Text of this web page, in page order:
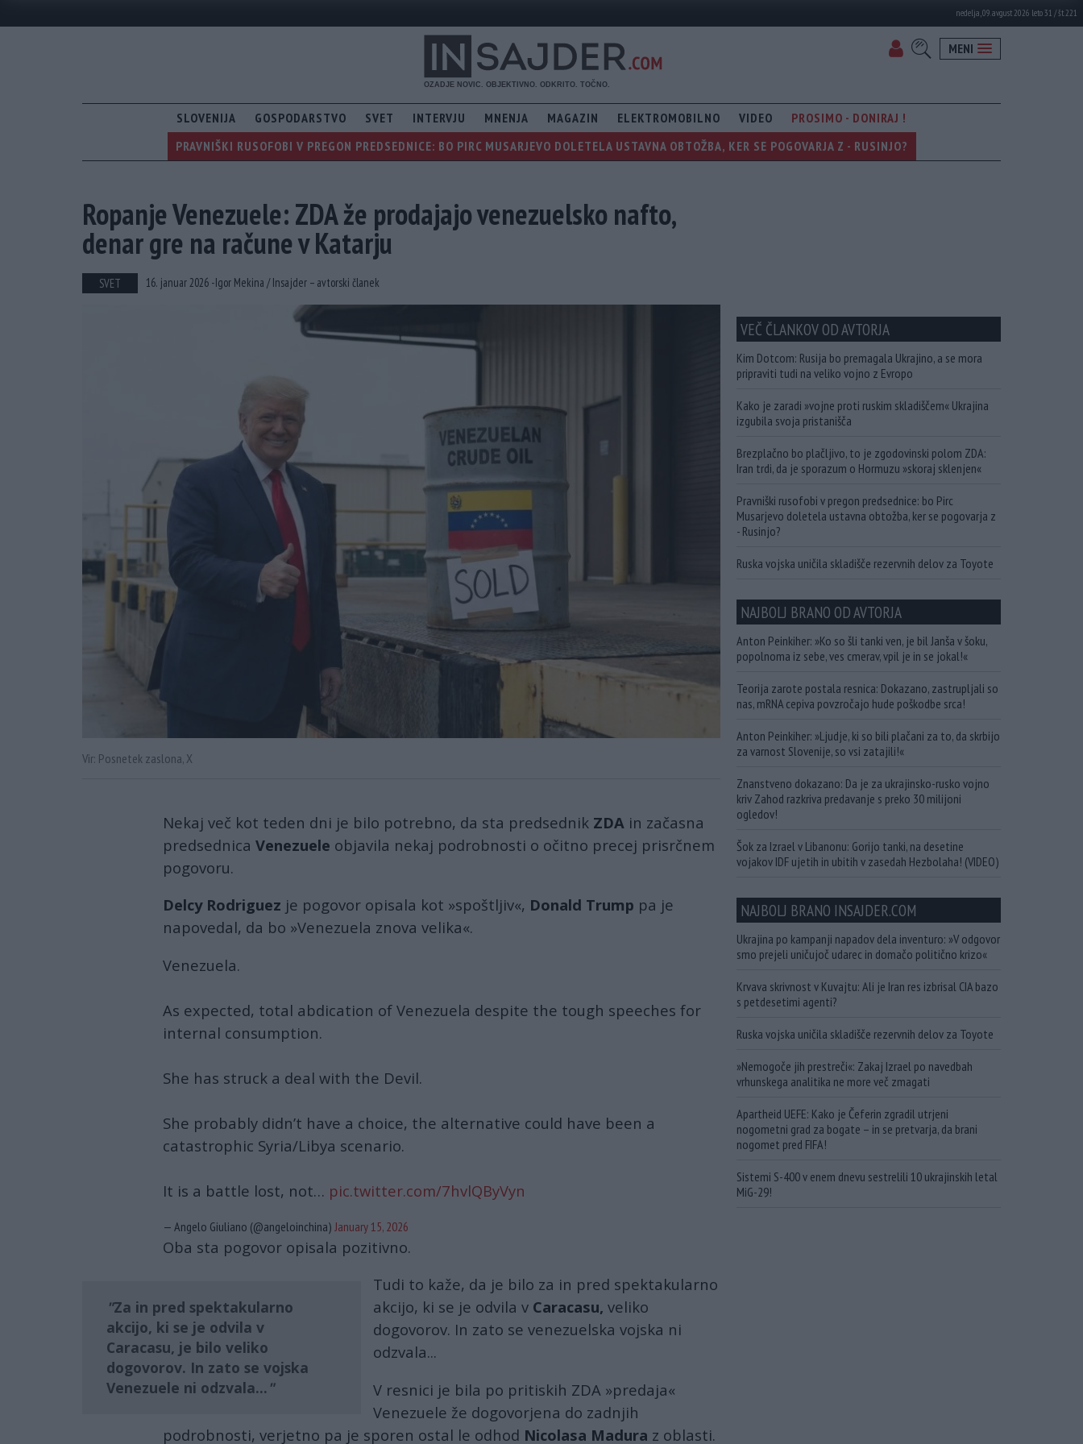
nedelja, 09. avgust 2026 leto 31 / št. 221
MENI
SLOVENIJA GOSPODARSTVO SVET INTERVJU MNENJA MAGAZIN ELEKTROMOBILNO VIDEO
PROSIMO - DONIRAJ !
PRAVNIŠKI RUSOFOBI V PREGON PREDSEDNICE: BO PIRC MUSARJEVO DOLETELA USTAVNA OBTOŽBA, KER SE POGOVARJA Z - RUSINJO?
Ropanje Venezuele: ZDA že prodajajo venezuelsko nafto,
denar gre na račune v Katarju
SVET 16. januar 2026 -Igor Mekina /Insajder – avtorski članek
Vir: Posnetek zaslona, X
Nekaj več kot teden dni je bilo potrebno, da sta predsednik ZDA in začasna
predsednica Venezuele objavila nekaj podrobnosti o očitno precej prisrčnem
pogovoru.
Delcy Rodriguez je pogovor opisala kot »spoštljiv«, Donald Trump pa je
napovedal, da bo »Venezuela znova velika«.
Venezuela.
As expected, total abdication of Venezuela despite the tough speeches for
internal consumption.
She has struck a deal with the Devil.
She probably didn’t have a choice, the alternative could have been a
catastrophic Syria/Libya scenario.
It is a battle lost, not… pic.twitter.com/7hvlQByVyn
— Angelo Giuliano (@angeloinchina) January 15, 2026
Oba sta pogovor opisala pozitivno.
Za in pred spektakularno
akcijo, ki se je odvila v
Caracasu, je bilo veliko
dogovorov. In zato se vojska
Venezuele ni odzvala...
Tudi to kaže, da je bilo za in pred spektakularno
akcijo, ki se je odvila v Caracasu, veliko
dogovorov. In zato se venezuelska vojska ni
odzvala...
V resnici je bila po pritiskih ZDA »predaja«
Venezuele že dogovorjena do zadnjih
podrobnosti, verjetno pa je sporen ostal le odhod Nicolasa Madura z oblasti.
VEČ ČLANKOV OD AVTORJA
Kim Dotcom: Rusija bo premagala Ukrajino, a se mora
pripraviti tudi na veliko vojno z Evropo
Kako je zaradi »vojne proti ruskim skladiščem« Ukrajina
izgubila svoja pristanišča
Brezplačno bo plačljivo, to je zgodovinski polom ZDA:
Iran trdi, da je sporazum o Hormuzu »skoraj sklenjen«
Pravniški rusofobi v pregon predsednice: bo Pirc
Musarjevo doletela ustavna obtožba, ker se pogovarja z
- Rusinjo?
Ruska vojska uničila skladišče rezervnih delov za Toyote
NAJBOLJ BRANO OD AVTORJA
Anton Peinkiher: »Ko so šli tanki ven, je bil Janša v šoku,
popolnoma iz sebe, ves cmerav, vpil je in se jokal!«
Teorija zarote postala resnica: Dokazano, zastrupljali so
nas, mRNA cepiva povzročajo hude poškodbe srca!
Anton Peinkiher: »Ljudje, ki so bili plačani za to, da skrbijo
za varnost Slovenije, so vsi zatajili!«
Znanstveno dokazano: Da je za ukrajinsko-rusko vojno
kriv Zahod razkriva predavanje s preko 30 milijoni
ogledov!
Šok za Izrael v Libanonu: Gorijo tanki, na desetine
vojakov IDF ujetih in ubitih v zasedah Hezbolaha! (VIDEO)
NAJBOLJ BRANO INSAJDER.COM
Ukrajina po kampanji napadov dela inventuro: »V odgovor
smo prejeli uničujoč udarec in domačo politično krizo«
Krvava skrivnost v Kuvajtu: Ali je Iran res izbrisal CIA bazo
s petdesetimi agenti?
Ruska vojska uničila skladišče rezervnih delov za Toyote
»Nemogoče jih prestreči«: Zakaj Izrael po navedbah
vrhunskega analitika ne more več zmagati
Apartheid UEFE: Kako je Čeferin zgradil utrjeni
nogometni grad za bogate – in se pretvarja, da brani
nogomet pred FIFA!
Sistemi S-400 v enem dnevu sestrelili 10 ukrajinskih letal
MiG-29!